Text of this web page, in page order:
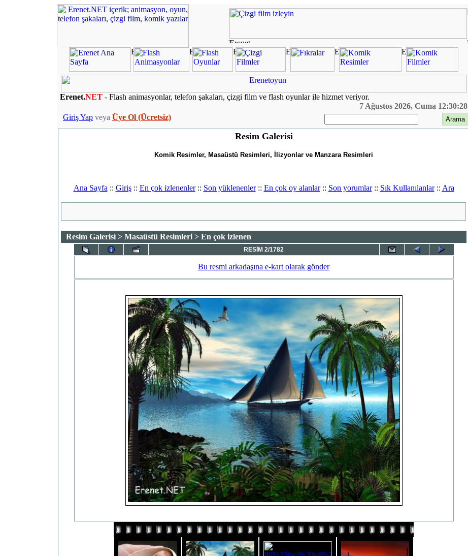
Erenet.NET - Flash animasyonlar, telefon şakaları, çizgi film ve flash oyunlar ile hizmet veriyor.
7 Ağustos 2026, Cuma 12:30:28
Giriş Yap veya Üye Ol (Ücretsiz)
Resim Galerisi
Komik Resimler, Masaüstü Resimleri, İlizyonlar ve Manzara Resimleri
Ana Sayfa :: Giriş:: En çok izlenenler:: Son yüklenenler:: En çok oy alanlar:: Son yorumlar:: Sık Kullanılanlar:: Ara
Resim Galerisi > Masaüstü Resimleri > En çok izlenen
RESİM 2/1782
Bu resmi arkadaşına e-kart olarak gönder